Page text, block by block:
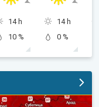
14 h
10 %
14 h
0 %
Nastavlja se sušni